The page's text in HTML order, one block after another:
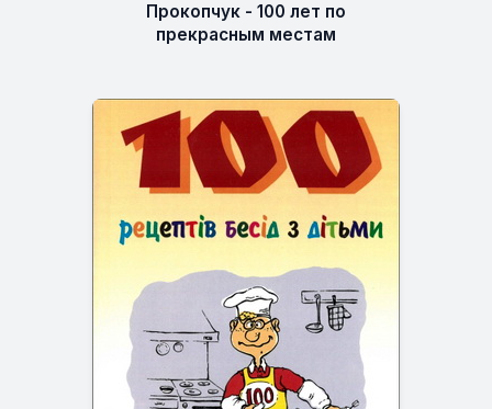
Прокопчук - 100 лет по
прекрасным местам